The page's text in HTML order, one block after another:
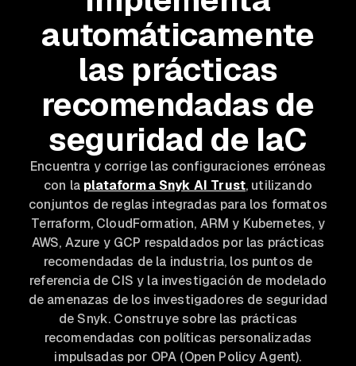
automáticamente
las prácticas
recomendadas de
seguridad de IaC
Encuentra y corrige las configuraciones erróneas
con la plataforma Snyk AI Trust, utilizando
conjuntos de reglas integradas para los formatos
Terraform, CloudFormation, ARM y Kubernetes, y
AWS, Azure y GCP respaldados por las prácticas
recomendadas de la industria, los puntos de
referencia de CIS y la investigación de modelado
de amenazas de los investigadores de seguridad
de Snyk. Construye sobre las prácticas
recomendadas con políticas personalizadas
impulsadas por OPA (Open Policy Agent).